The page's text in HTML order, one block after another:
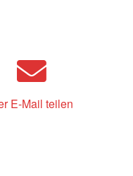
E-Mail teilen